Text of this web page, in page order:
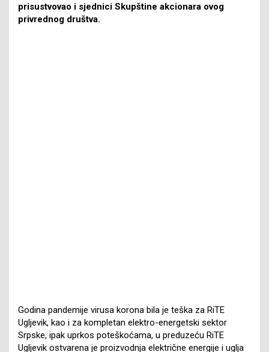
prisustvovao i sjednici Skupštine akcionara ovog
privrednog društva.
Godina pandemije virusa korona bila je teška za RiTE
Ugljevik, kao i za kompletan elektro-energetski sektor
Srpske, ipak uprkos poteškoćama, u preduzeću RiTE
Ugljevik ostvarena je proizvodnja električne energije i uglja